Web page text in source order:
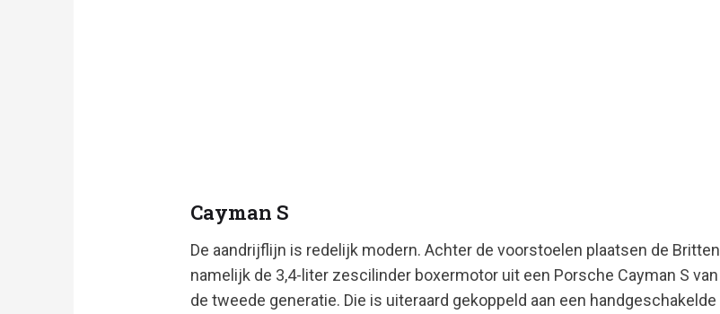
Cayman S
De aandrijflijn is redelijk modern. Achter de voorstoelen plaatsen de Britten
namelijk de 3,4-liter zescilinder boxermotor uit een Porsche Cayman S van
de tweede generatie. Die is uiteraard gekoppeld aan een handgeschakelde